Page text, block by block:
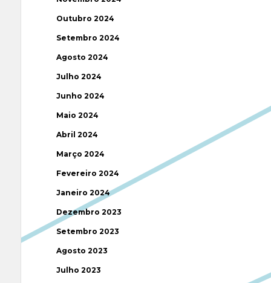
Outubro 2024
Setembro 2024
Agosto 2024
Julho 2024
Junho 2024
Maio 2024
Abril 2024
Março 2024
Fevereiro 2024
Janeiro 2024
Dezembro 2023
Setembro 2023
Agosto 2023
Julho 2023